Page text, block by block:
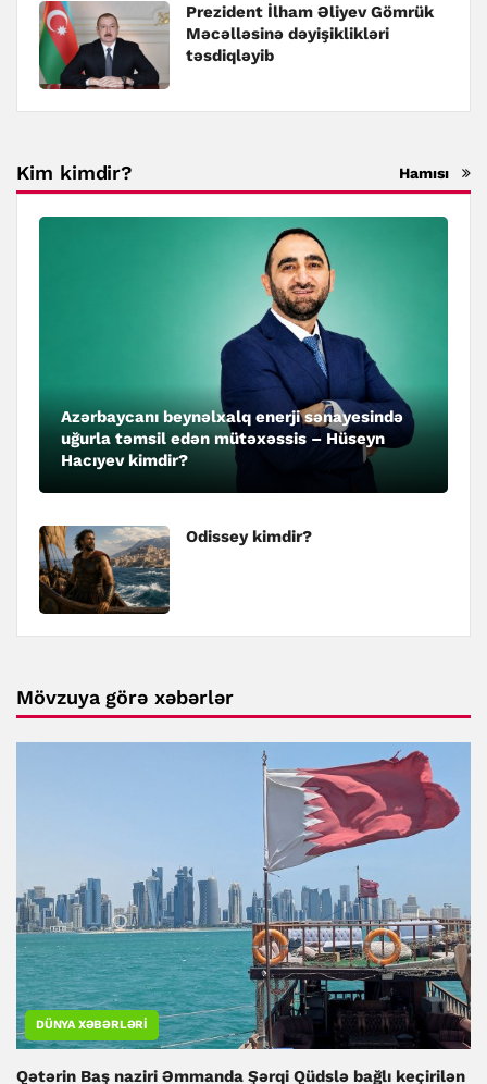
Prezident İlham Əliyev Gömrük
Məcəlləsinə dəyişiklikləri
təsdiqləyib
Kim kimdir? Hamısı
Azərbaycanı beynəlxalq enerji sənayesində
uğurla təmsil edən mütəxəssis – Hüseyn
Hacıyev kimdir?
Odissey kimdir?
Mövzuya görə xəbərlər
DÜNYA XƏBƏRLƏRI
Qətərin Baş naziri Əmmanda Şərqi Qüdslə bağlı keçirilən